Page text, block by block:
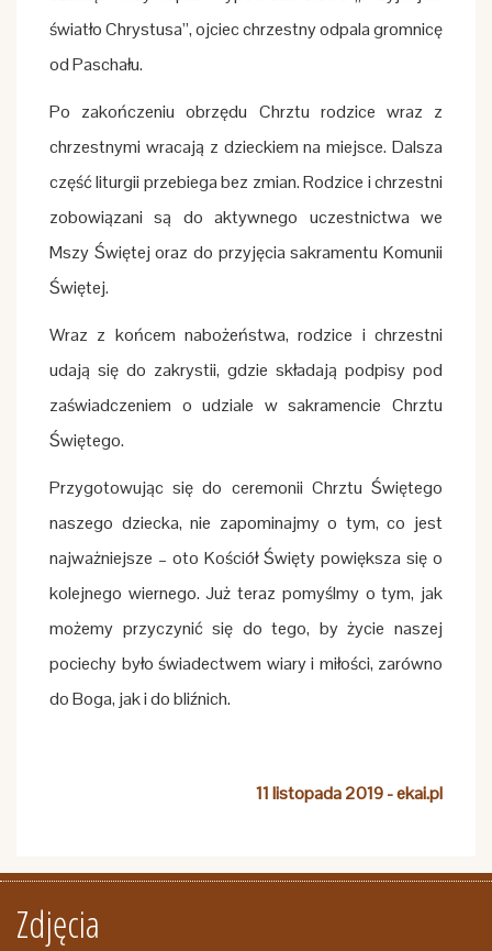
światło Chrystusa”, ojciec chrzestny odpala gromnicę
od Paschału.
Po zakończeniu obrzędu Chrztu rodzice wraz z
chrzestnymi wracają z dzieckiem na miejsce. Dalsza
część liturgii przebiega bez zmian. Rodzice i chrzestni
zobowiązani są do aktywnego uczestnictwa we
Mszy Świętej oraz do przyjęcia sakramentu Komunii
Świętej.
Wraz z końcem nabożeństwa, rodzice i chrzestni
udają się do zakrystii, gdzie składają podpisy pod
zaświadczeniem o udziale w sakramencie Chrztu
Świętego.
Przygotowując się do ceremonii Chrztu Świętego
naszego dziecka, nie zapominajmy o tym, co jest
najważniejsze – oto Kościół Święty powiększa się o
kolejnego wiernego. Już teraz pomyślmy o tym, jak
możemy przyczynić się do tego, by życie naszej
pociechy było świadectwem wiary i miłości, zarówno
do Boga, jak i do bliźnich.
11 listopada 2019 - ekai.pl
Zdjęcia